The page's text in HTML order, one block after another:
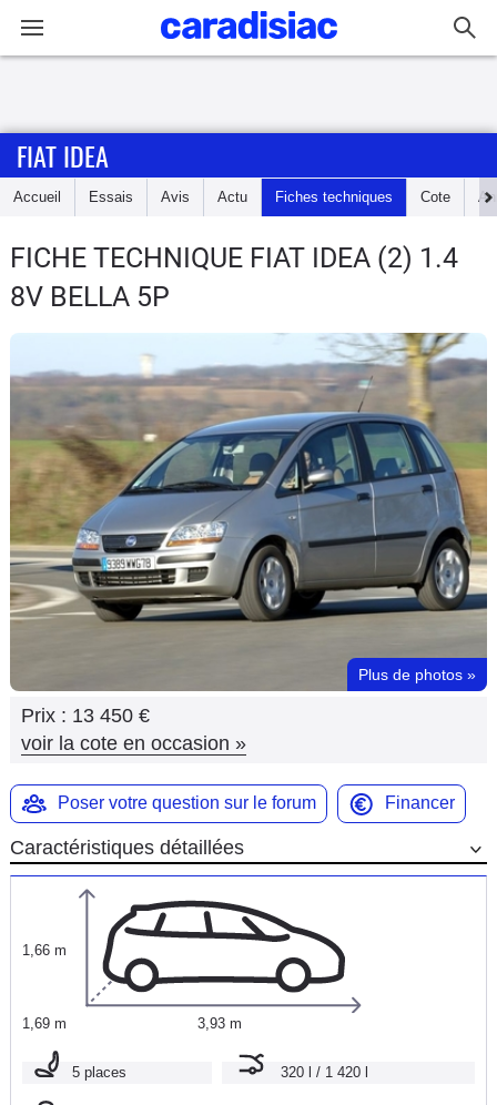
Accueil
Essais
Guide
Electriques
Utilitaires
Flottes
Auto
Services
Moto
Marques
FIAT IDEA
Accueil Essais Avis Actu Fiches techniques Cote
FICHE TECHNIQUE FIAT IDEA (2) 1.4
8V BELLA 5P
Plus de photos »
Prix : 13 450 €
voir la cote en occasion »
Poser votre question sur le forum Financer
Caractéristiques détaillées
1,66 m
1,69 m 3,93 m
5 places 320 l / 1 420 l